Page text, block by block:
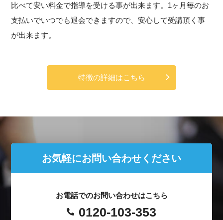
比べて安い料金で指導を受ける事が出来ます。1ヶ月毎のお
支払いでいつでも退会できますので、安心して受講頂く事
が出来ます。
特徴の詳細はこちら
お気軽にお問い合わせください
お電話でのお問い合わせはこちら
0120-103-353